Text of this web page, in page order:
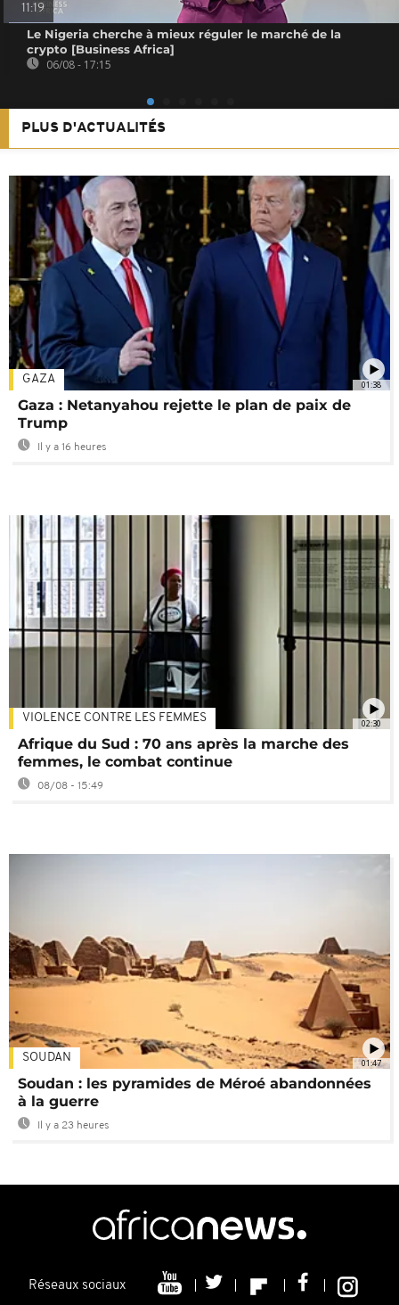
11:19
Le Nigeria cherche à mieux réguler le marché de la
crypto [Business Africa]
06/08 - 17:15
PLUS D'ACTUALITÉS
01:38
GAZA
Gaza : Netanyahou rejette le plan de paix de
Trump
Il y a 16 heures
02:30
VIOLENCE CONTRE LES FEMMES
Afrique du Sud : 70 ans après la marche des
femmes, le combat continue
08/08 - 15:49
01:47
SOUDAN
Soudan : les pyramides de Méroé abandonnées
à la guerre
Il y a 23 heures
Réseaux sociaux